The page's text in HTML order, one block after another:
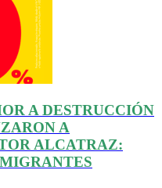
A DESTRUCCIÓN
A
ALCATRAZ: